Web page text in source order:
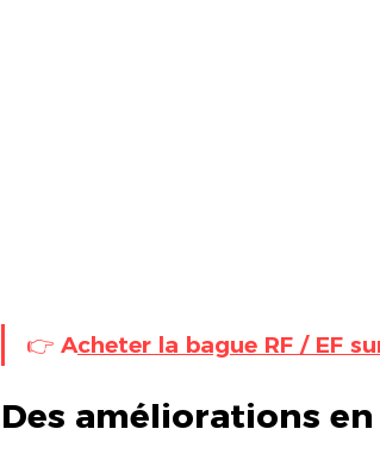
👉 Acheter la bague RF / EF
Des améliorations en